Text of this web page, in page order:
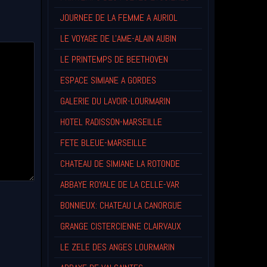
JOURNEE DE LA FEMME A AURIOL
LE VOYAGE DE L'AME-ALAIN AUBIN
LE PRINTEMPS DE BEETHOVEN
ESPACE SIMIANE A GORDES
GALERIE DU LAVOIR-LOURMARIN
HOTEL RADISSON-MARSEILLE
FETE BLEUE-MARSEILLE
CHATEAU DE SIMIANE LA ROTONDE
ABBAYE ROYALE DE LA CELLE-VAR
BONNIEUX: CHATEAU LA CANORGUE
GRANGE CISTERCIENNE CLAIRVAUX
LE ZELE DES ANGES LOURMARIN